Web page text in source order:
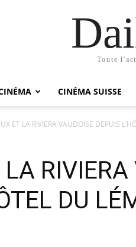
Toute
CINÉMA SUISSE
ET LA RIVIERA VAUDOISE DEPUIS
RIVIERA
DU